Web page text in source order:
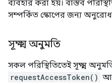
ব্যবহার করা হয়। বাস্তব
সম্পর্কিত স্কোপের জন্য
সূক্ষ্ম অনুমতি
সকল পরিস্থিতিতেই সূক্ষ্ম
requestAccessToken()